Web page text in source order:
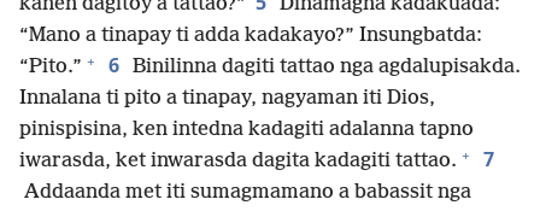
kanen dagitoy a tattao?”
Dinamagna kadakuada:
“Mano a tinapay ti adda kadakayo?” Insungbatda:
“Pito.” + 6 Binilinna dagiti tattao nga agdalupisakda.
Innalana ti pito a tinapay, nagyaman iti Dios,
pinispisina, ken intedna kadagiti adalanna tapno
iwarasda, ket inwarasda dagita kadagiti tattao. + 7
Addaanda met iti sumagmamano a babassit nga